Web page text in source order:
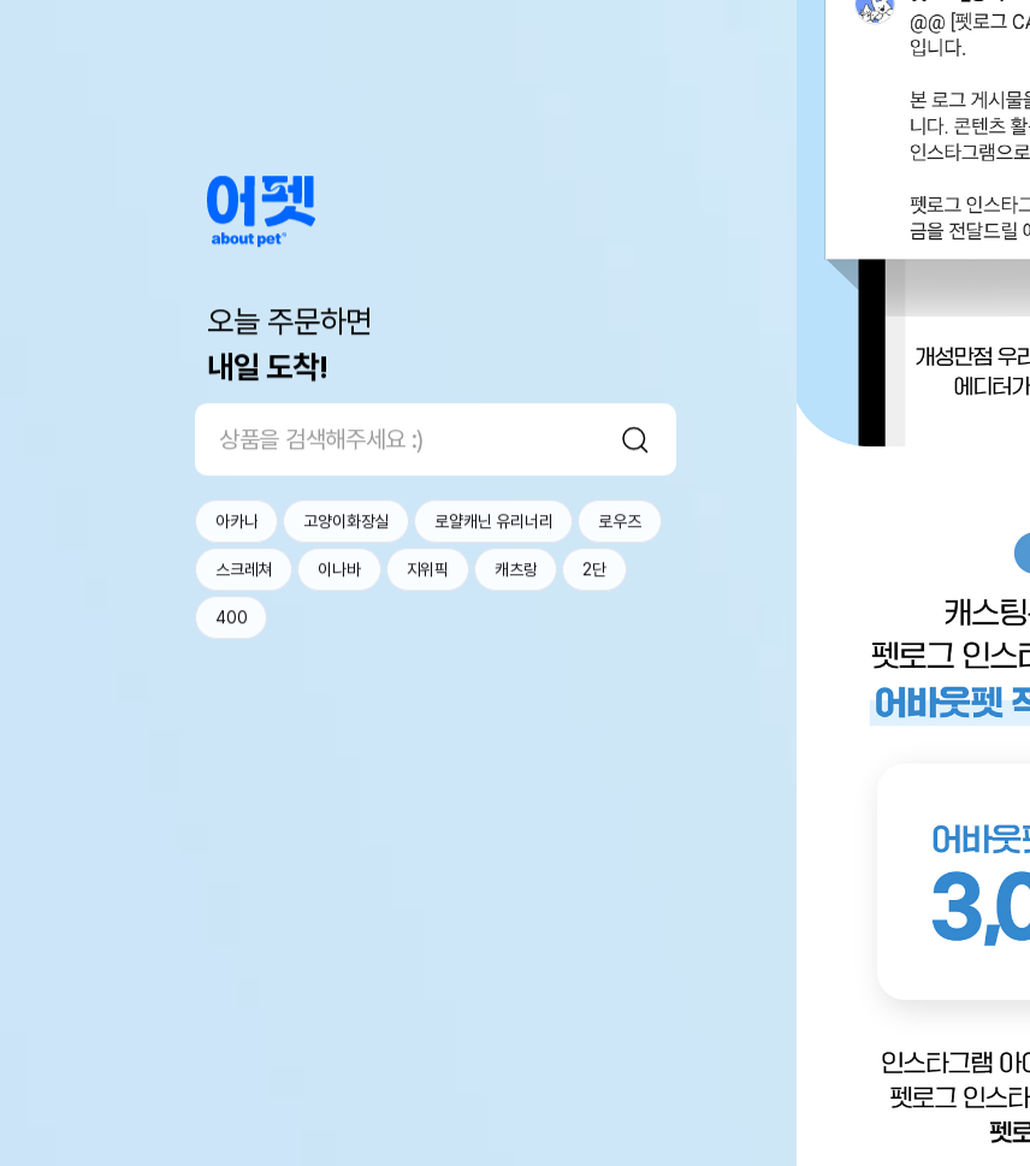
오늘 주문하면
내일 도착!
아카나 고양이화장실 로얄캐닌 유리너리 로우즈
스크레쳐 이나바 지위픽 캐츠랑 2단
400